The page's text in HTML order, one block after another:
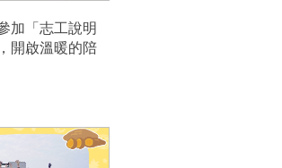
加「志工說明
開啟溫暖的陪